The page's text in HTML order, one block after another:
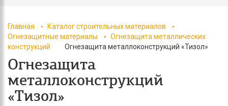
Главная
Каталог строительных материалов
Огнезащитные материалы
Огнезащита металлических
конструкций
Огнезащита металлоконструкций «Тизол»
Огнезащита
металлоконструкций
«Тизол»